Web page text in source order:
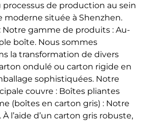
processus de production au sein
moderne située à Shenzhen.
Notre gamme de produits : Au-
boîte. Nous sommes
la transformation de divers
ondulé ou carton rigide en
sophistiquées. Notre
couvre : Boîtes pliantes
(boîtes en carton gris) : Notre
l’aide d’un carton gris robuste,